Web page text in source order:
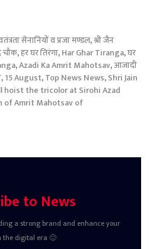
सेनानियों व प्रजा मण्डल,श्री जैन
,हर घर तिरंगा,Har Ghar Tiranga,घर
,Azadi Ka Amrit Mahotsav,आजादी
,15 August,Top News News,Shri Jain
hoist the tricolor at Sirohi Azad
of Amrit Mahotsav of
to News
a strong brand and enhance your
the digital era 🙂